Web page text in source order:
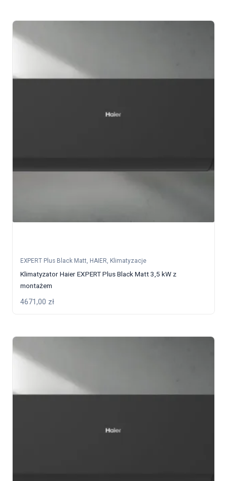
EXPERT Plus Black Matt HAIER Klimatyzacje
Klimatyzator Haier EXPERT Plus Black Matt 3,5 kW z
montażem
4671,00 zł